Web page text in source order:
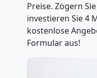
Preise. Zögern
investieren Sie 4
kostenlose
Formular aus!